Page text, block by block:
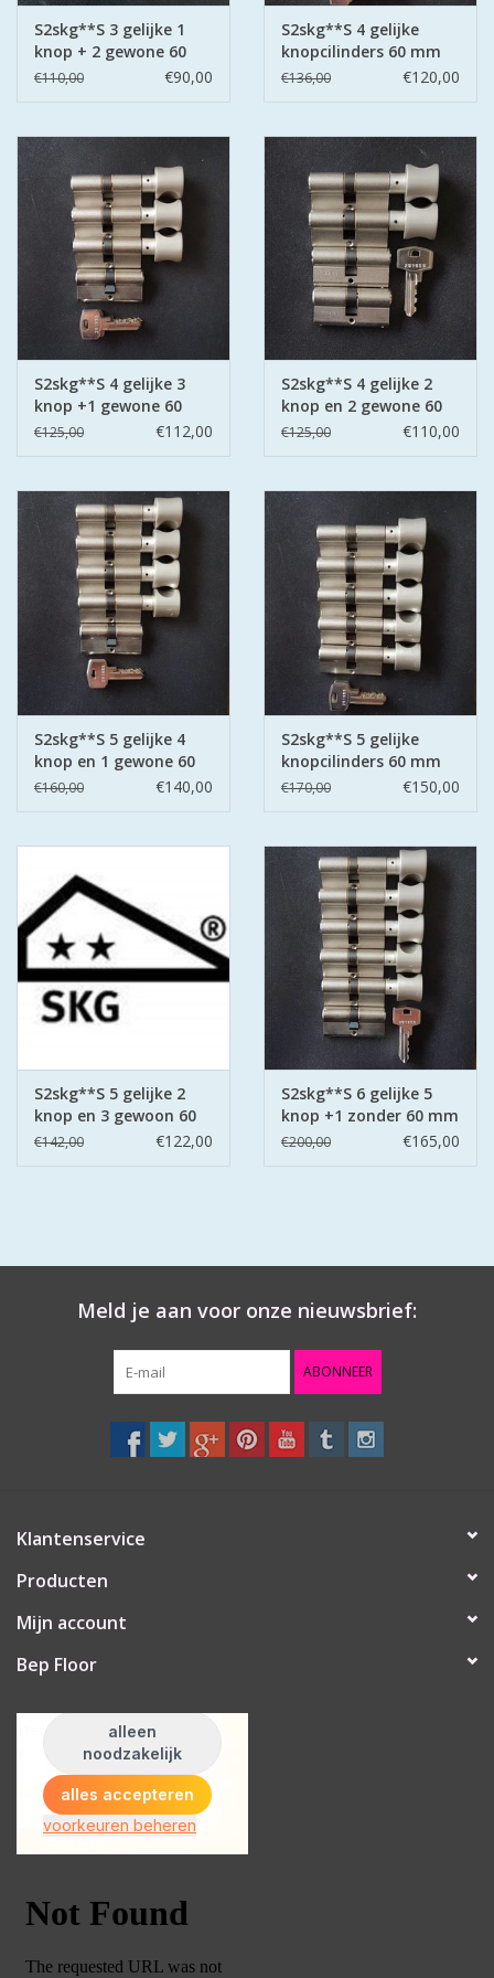
S2skg**S 3 gelijke 1
knop + 2 gewone 60
mm 30-30
€110,00 €90,00
S2skg**S 4 gelijke
knopcilinders 60 mm
30-30
€136,00 €120,00
S2skg**S 4 gelijke 3
knop +1 gewone 60
mm 30-30
€125,00 €112,00
S2skg**S 4 gelijke 2
knop en 2 gewone 60
mm 30-30
€125,00 €110,00
S2skg**S 5 gelijke 4
knop en 1 gewone 60
mm 30-30
€160,00 €140,00
S2skg**S 5 gelijke
knopcilinders 60 mm
30-30
€170,00 €150,00
S2skg**S 5 gelijke 2
knop en 3 gewoon 60
mm 30-30
€142,00 €122,00
S2skg**S 6 gelijke 5
knop +1 zonder 60 mm
30-30
€200,00 €165,00
Meld je aan voor onze nieuwsbrief:
ABONNEER
Klantenservice
Producten
Mijn account
Bep Floor